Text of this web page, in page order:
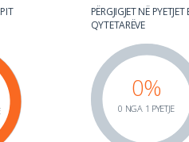
PËRGJIGJET NË PYETJET
QYTETARËVE
0%
0 NGA 1 PYETJE